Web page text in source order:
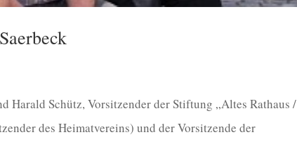
Harald Schütz, Vorsitzender der Stiftung „Altes Rathaus /
des Heimatvereins) und der Vorsitzende der